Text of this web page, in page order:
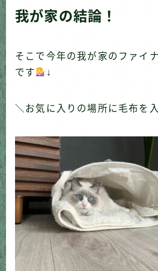
我が家の結論！
そこで今年の我が家のファイ
です
↓
＼お気に入りの場所に毛布を